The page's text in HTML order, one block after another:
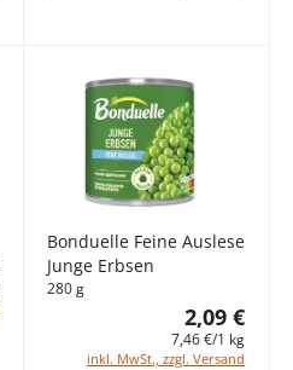
Bonduelle Feine Auslese
Junge Erbsen
280 g
2,09 €
7,46 €/1 kg
inkl. MwSt., zzgl. Versand